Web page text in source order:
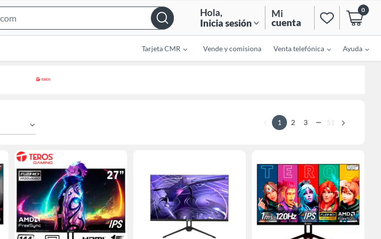
Bar
Hola,
Inicia sesión
Mi
cuenta
0
Tarjeta CMR Vende y comisiona Venta telefónica Ayuda
1 2 3 ... 51